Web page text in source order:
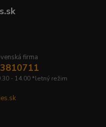
firma
- 14.00 *letný režim